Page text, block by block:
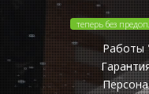
теперь без
Работы